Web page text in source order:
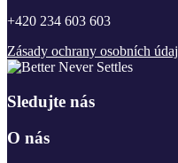
+420 234 603 603
Zásady ochrany osobních
Sledujte nás
O nás